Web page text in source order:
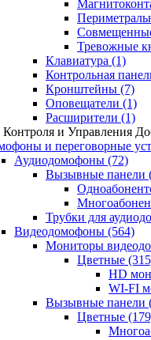
Тревожные
Клавиатура (1)
Контрольная
Кронштейны (7)
Оповещатели (1)
Расширители (1)
и Управления
и переговорные
Аудиодомофоны (72)
Вызывные панели
Трубки для
Видеодомофоны (564)
Мониторы
Цветные
HD
WI-FI
Вызывные панели
Цветные